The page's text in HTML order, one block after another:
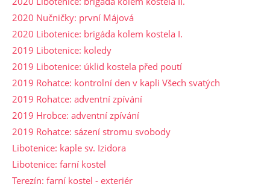
2020 Nučničky: první Májová
2020 Libotenice: brigáda kolem kostela I.
2019 Libotenice: koledy
2019 Libotenice: úklid kostela před poutí
2019 Rohatce: kontrolní den v kapli Všech svatých
2019 Rohatce: adventní zpívání
2019 Hrobce: adventní zpívání
2019 Rohatce: sázení stromu svobody
Libotenice: kaple sv. Izidora
Libotenice: farní kostel
Terezín: farní kostel - exteriér